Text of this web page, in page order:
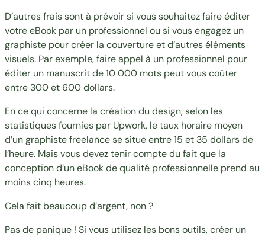
D’autres frais sont à prévoir si vous souhaitez faire éditer
votre eBook par un professionnel ou si vous engagez un
graphiste pour créer la couverture et d’autres éléments
visuels. Par exemple, faire appel à un professionnel pour
éditer un manuscrit de 10 000 mots peut vous coûter
entre 300 et 600 dollars.
En ce qui concerne la création du design, selon les
statistiques fournies par Upwork, le taux horaire moyen
d’un graphiste freelance se situe entre 15 et 35 dollars de
l’heure. Mais vous devez tenir compte du fait que la
conception d’un eBook de qualité professionnelle prend au
moins cinq heures.
Cela fait beaucoup d’argent, non ?
Pas de panique ! Si vous utilisez les bons outils, créer un